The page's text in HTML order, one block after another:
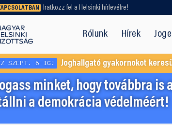
Iratkozz fel a Helsinki hírlevélre!
Rólunk Hírek
vagy
keresel? Használd a
SZEPT. 6-IG! Joghallgató gyakornokot
minket, hogy továbbra is
a demokrácia védelméért!